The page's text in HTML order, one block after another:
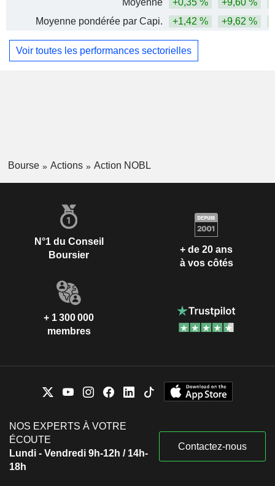
Moyenne
+0,35 % +9,60 %
Moyenne pondérée par Capi.
+1,42 % +9,62 %
Voir toutes les performances sectorielles
Bourse Actions Action NOBL
N°1 du Conseil
Boursier
+ de 20 ans
à vos côtés
+ 1 300 000
membres
NOS EXPERTS À VOTRE
ÉCOUTE
Lundi - Vendredi 9h-12h / 14h-
18h
Contactez-nous